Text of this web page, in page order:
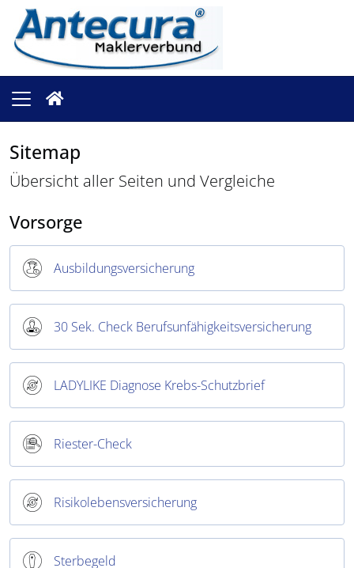
Sitemap
Übersicht aller Seiten und Vergleiche
Vorsorge
Ausbildungsversicherung
30 Sek. Check Berufsunfähigkeitsversicherung
LADYLIKE Diagnose Krebs-Schutzbrief
Riester-Check
Risikolebensversicherung
Sterbegeld